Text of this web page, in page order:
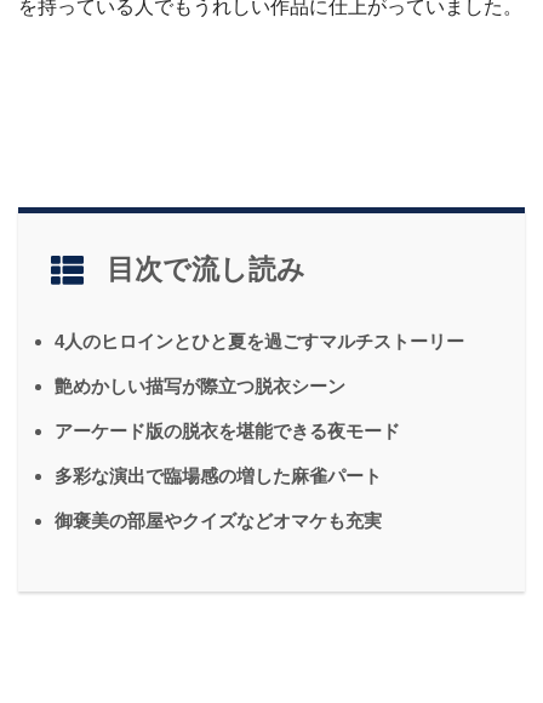
を持っている人でもうれしい作品に仕上がっていました。
目次で流し読み
4人のヒロインとひと夏を過ごすマルチストーリー
艶めかしい描写が際立つ脱衣シーン
アーケード版の脱衣を堪能できる夜モード
多彩な演出で臨場感の増した麻雀パート
御褒美の部屋やクイズなどオマケも充実